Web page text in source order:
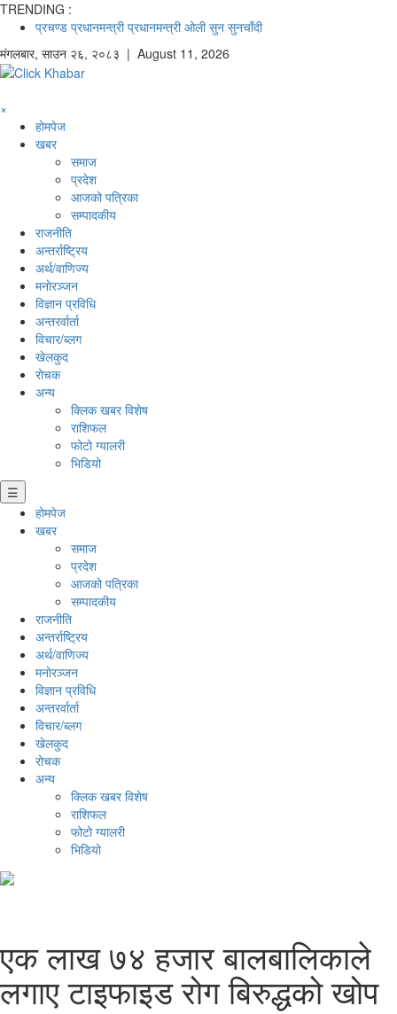
TRENDING :
प्रचण्ड प्रधानमन्त्री प्रधानमन्त्री ओली सुन सुनचाँदी
मंगलबार, साउन २६, २०८३ | August 11, 2026
×
होमपेज
खबर
समाज
प्रदेश
आजको पत्रिका
सम्पादकीय
राजनीति
अन्तर्राष्ट्रिय
अर्थ/वाणिज्य
मनाेरञ्जन
विज्ञान प्रविधि
अन्तरर्वार्ता
विचार/ब्लग
खेलकुद
रोचक
अन्य
क्लिक खबर विशेष
राशिफल
फोटो ग्यालरी
भिडियो
☰
होमपेज
खबर
समाज
प्रदेश
आजको पत्रिका
सम्पादकीय
राजनीति
अन्तर्राष्ट्रिय
अर्थ/वाणिज्य
मनाेरञ्जन
विज्ञान प्रविधि
अन्तरर्वार्ता
विचार/ब्लग
खेलकुद
रोचक
अन्य
क्लिक खबर विशेष
राशिफल
फोटो ग्यालरी
भिडियो
एक लाख ७४ हजार बालबालिकाले
लगाए टाइफाइड रोग बिरुद्धको खोप